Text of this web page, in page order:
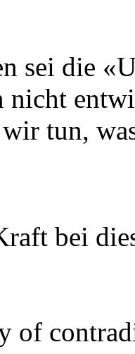
sei die
nicht
wir tun,
bei
of